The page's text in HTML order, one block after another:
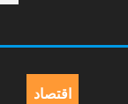
اقتصاد